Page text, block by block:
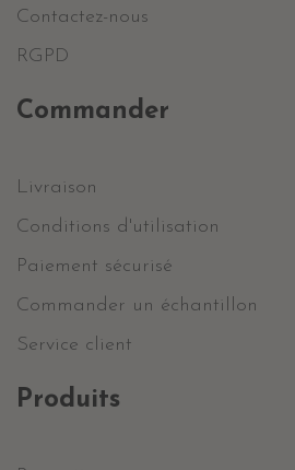
Contactez-nous
RGPD
Commander
Livraison
Conditions d'utilisation
Paiement sécurisé
Commander un échantillon
Service client
Produits